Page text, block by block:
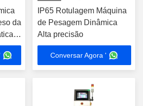
da
IP65 Rotulagem Máquina
de Pesagem Dinâmica
Alta precisão
Conversar Agora '